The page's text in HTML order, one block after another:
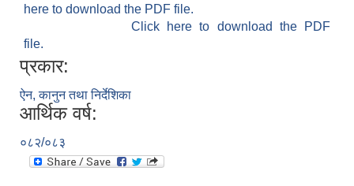
here to download the PDF file.
Click here to download the PDF
file.
प्रकार:
ऐन, कानुन तथा निर्देशिका
आर्थिक वर्ष:
०८२/०८३